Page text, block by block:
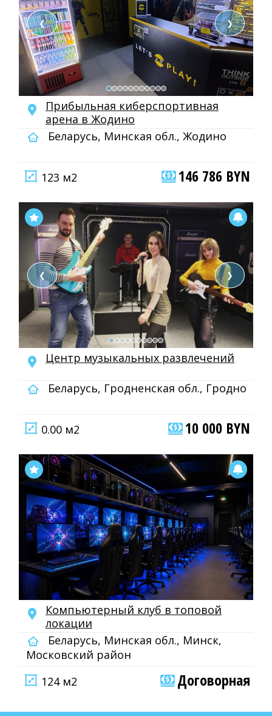
❮ ❯
Прибыльная киберспортивная
арена в Жодино
Беларусь, Минская обл., Жодино
123 м2 146 786 BYN
❮ ❯
Центр музыкальных развлечений
Беларусь, Гродненская обл., Гродно
0.00 м2 10 000 BYN
Компьютерный клуб в топовой
локации
Беларусь, Минская обл., Минск,
Московский район
124 м2
Договорная